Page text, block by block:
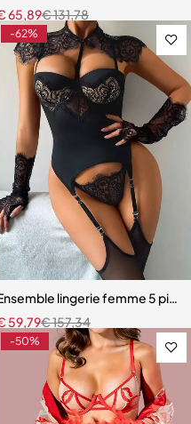
€131,78
65,89
florale avec soutien-
-62%
lingerie femme 5
€157,34
59,79
-50%